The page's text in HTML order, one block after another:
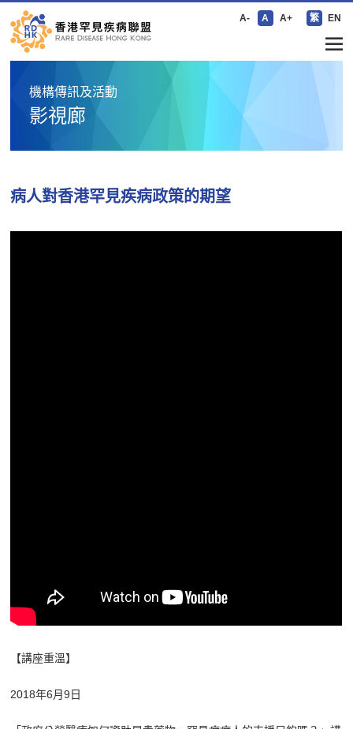
A- A A+ 繁 EN
機構傳訊及活動
影視廊
病人對香港罕見疾病政策的期望
【講座重溫】
2018年6月9日